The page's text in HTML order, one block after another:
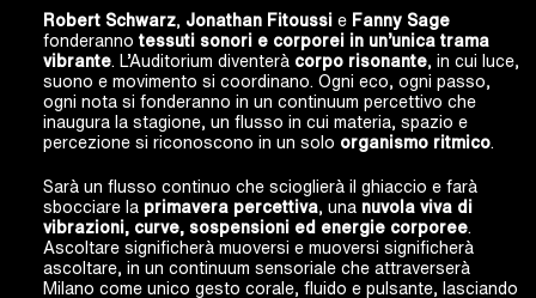
Robert Schwarz, Jonathan Fitoussi e Fanny Sage
fonderanno tessuti sonori e corporei in un’unica trama
vibrante. L’Auditorium diventerà corpo risonante, in cui luce,
suono e movimento si coordinano. Ogni eco, ogni passo,
ogni nota si fonderanno in un continuum percettivo che
inaugura la stagione, un flusso in cui materia, spazio e
percezione si riconoscono in un solo organismo ritmico.
Sarà un flusso continuo che scioglierà il ghiaccio e farà
sbocciare la primavera percettiva, una nuvola viva di
vibrazioni, curve, sospensioni ed energie corporee.
Ascoltare significherà muoversi e muoversi significherà
ascoltare, in un continuum sensoriale che attraverserà
Milano come unico gesto corale, fluido e pulsante, lasciando